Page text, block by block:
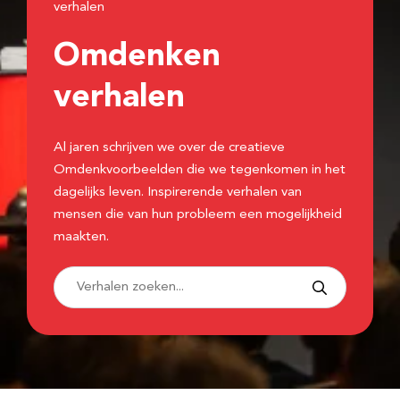
verhalen
Omdenken
verhalen
Al jaren schrijven we over de creatieve
Omdenkvoorbeelden die we tegenkomen in het
dagelijks leven. Inspirerende verhalen van
mensen die van hun probleem een mogelijkheid
maakten.